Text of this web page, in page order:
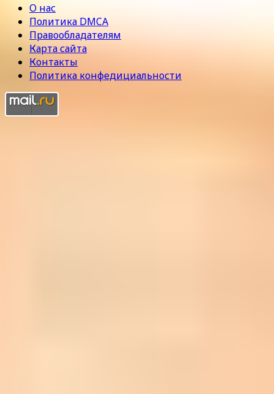
О нас
Политика DMCA
Правообладателям
Карта сайта
Контакты
Политика конфедициальности